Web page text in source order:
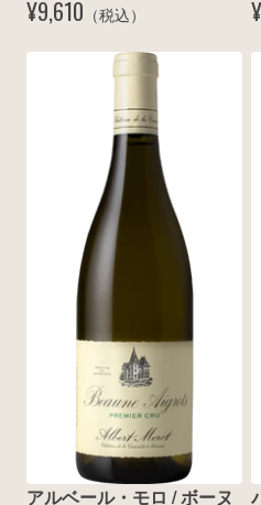
¥9,610 （税込）
アルベール・モロ / ボーヌ